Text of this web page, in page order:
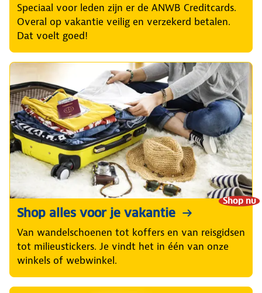
Speciaal voor leden zijn er de ANWB Creditcards.
Overal op vakantie veilig en verzekerd betalen.
Dat voelt goed!
Shop nu
Shop alles voor je vakantie
Van wandelschoenen tot koffers en van reisgidsen
tot milieustickers. Je vindt het in één van onze
winkels of webwinkel.